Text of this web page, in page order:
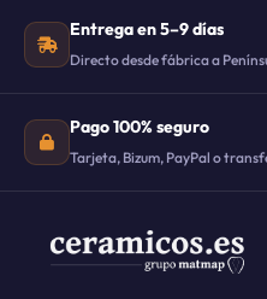
Entrega en 5–9 días
Directo desde fábrica a
Pago 100% seguro
Tarjeta, Bizum, PayPal o